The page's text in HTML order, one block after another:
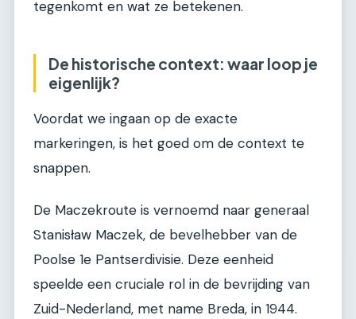
tegenkomt en wat ze betekenen.
De historische context: waar loop je
eigenlijk?
Voordat we ingaan op de exacte
markeringen, is het goed om de context te
snappen.
De Maczekroute is vernoemd naar generaal
Stanisław Maczek, de bevelhebber van de
Poolse 1e Pantserdivisie. Deze eenheid
speelde een cruciale rol in de bevrijding van
Zuid-Nederland, met name Breda, in 1944.